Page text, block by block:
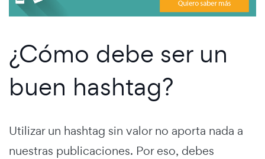
¿Cómo debe ser un
buen hashtag?
Utilizar un hashtag sin valor no aporta nada a
nuestras publicaciones. Por eso, debes